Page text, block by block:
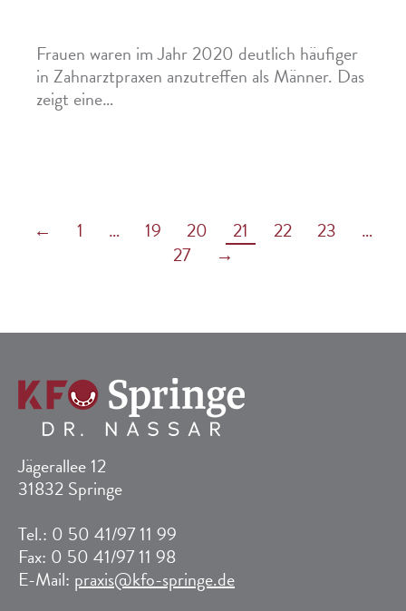
Frauen waren im Jahr 2020 deutlich häufiger
in Zahnarztpraxen anzutreffen als Männer. Das
zeigt eine…
← 1 … 19 20 21 22 23
…
27
→
Jägerallee 12
31832 Springe
Tel.: 0 50 41/97 11 99
Fax: 0 50 41/97 11 98
E-Mail: praxis@kfo-springe.de